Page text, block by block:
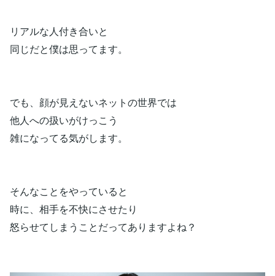
リアルな人付き合いと
同じだと僕は思ってます。
でも、顔が見えないネットの世界では
他人への扱いがけっこう
雑になってる気がします。
そんなことをやっていると
時に、相手を不快にさせたり
怒らせてしまうことだってありますよね？